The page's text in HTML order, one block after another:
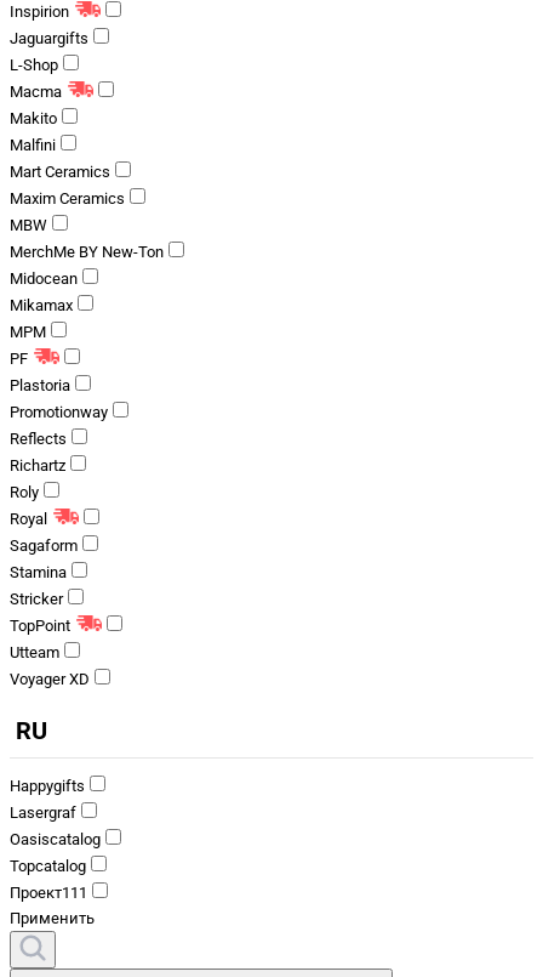
Inspirion
Jaguargifts
L-Shop
Macma
Makito
Malfini
Mart Ceramics
Maxim Ceramics
MBW
MerchMe BY New-Ton
Midocean
Mikamax
MPM
PF
Plastoria
Promotionway
Reflects
Richartz
Roly
Royal
Sagaform
Stamina
Stricker
TopPoint
Utteam
Voyager XD
RU
Happygifts
Lasergraf
Oasiscatalog
Topcatalog
Проект111
Применить